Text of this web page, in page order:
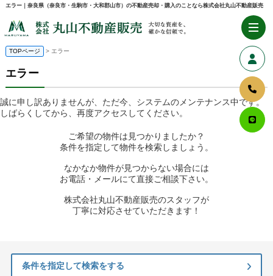
エラー｜奈良県（奈良市・生駒市・大和郡山市）の不動産売却・購入のことなら株式会社丸山不動産販売
TOPページ > エラー
エラー
誠に申し訳ありませんが、ただ今、システムのメンテナンス中です。
しばらくしてから、再度アクセスしてください。
ご希望の物件は見つかりましたか？
条件を指定して物件を検索しましょう。
なかなか物件が見つからない場合には
お電話・メールにて直接ご相談下さい。
株式会社丸山不動産販売のスタッフが
丁寧に対応させていただきます！
条件を指定して検索をする